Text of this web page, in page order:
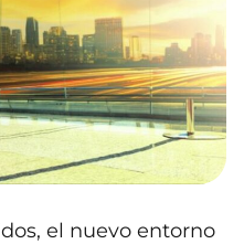
el nuevo entorno